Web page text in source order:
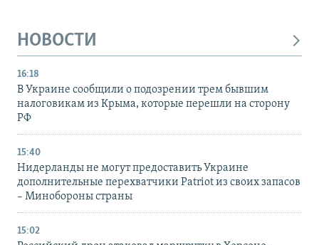
НОВОСТИ
16:18
В Украине сообщили о подозрении трем бывшим
налоговикам из Крыма, которые перешли на сторону
РФ
15:40
Нидерланды не могут предоставить Украине
дополнительные перехватчики Patriot из своих запасов
– Минобороны страны
15:02